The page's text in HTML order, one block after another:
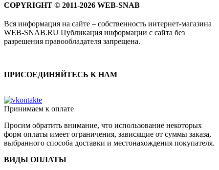
COPYRIGHT © 2011-2026 WEB-SNAB
Вся информация на сайте – собственность интернет-магазина
WEB-SNAB.RU Публикация информации с сайта без
разрешения правообладателя запрещена.
ПРИСОЕДИНЯЙТЕСЬ К НАМ
Принимаем к оплате
Просим обратить внимание, что использование некоторых
форм оплаты имеет ограничения, зависящие от суммы заказа,
выбранного способа доставки и местонахождения покупателя.
ВИДЫ ОПЛАТЫ